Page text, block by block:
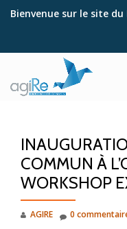
Bienvenue sur le site
COMMUN À
WORKSHOP
AGIRE 0